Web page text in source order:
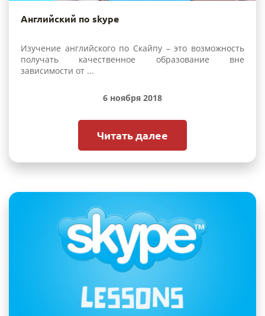
Английский по skype
Изучение английского по Скайпу – это возможность
получать качественное образование вне
зависимости от ...
6 ноября 2018
Читать далее